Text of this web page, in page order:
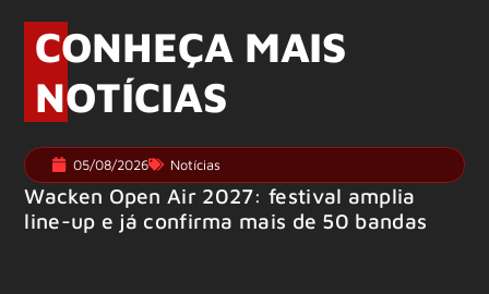
CONHEÇA MAIS
NOTÍCIAS
05/08/2026 Notícias
Wacken Open Air 2027: festival amplia
line-up e já confirma mais de 50 bandas